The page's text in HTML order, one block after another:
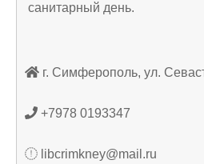
санитарный день.
г. Симферополь, ул.
+7978 0193347
libcrimkney@mail.ru